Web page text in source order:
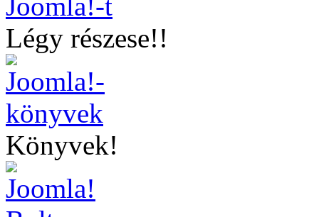
Légy részese!!
Könyvek!